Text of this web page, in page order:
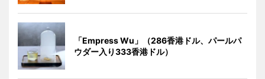
「Empress Wu」（286香港ドル、パールパ
ウダー入り333香港ドル）